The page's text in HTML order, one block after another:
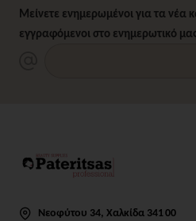
Μείνετε ενημερωμένοι για τα νέα
εγγραφόμενοι στο ενημερωτικό
Νεοφύτου 34, Χαλκίδα 341 00